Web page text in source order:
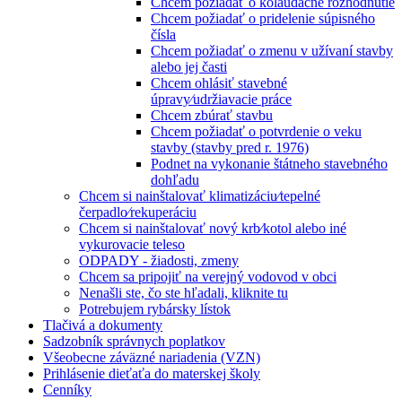
Chcem požiadať o pridelenie súpisného
čísla
Chcem požiadať o zmenu v užívaní stavby
alebo jej časti
Chcem ohlásiť stavebné
úpravy⁄udržiavacie práce
Chcem zbúrať stavbu
Chcem požiadať o potvrdenie o veku
stavby (stavby pred r. 1976)
Podnet na vykonanie štátneho stavebného
dohľadu
Chcem si nainštalovať klimatizáciu⁄tepelné
čerpadlo⁄rekuperáciu
Chcem si nainštalovať nový krb⁄kotol alebo iné
vykurovacie teleso
ODPADY - žiadosti, zmeny
Chcem sa pripojiť na verejný vodovod v obci
Nenašli ste, čo ste hľadali, kliknite tu
Potrebujem rybársky lístok
Tlačivá a dokumenty
Sadzobník správnych poplatkov
Všeobecne záväzné nariadenia (VZN)
Prihlásenie dieťaťa do materskej školy
Cenníky